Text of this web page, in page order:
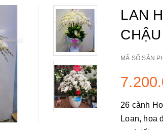
LAN
MÃ SỐ SẢN
26 cành
Loan, hoa